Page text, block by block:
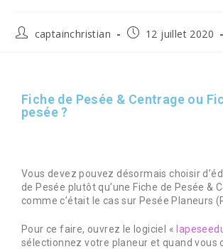
captainchristian 12 juillet 2020
Fiche de Pesée & Centrage ou
pesée ?
Vous devez pouvez désormais choisir
de Pesée plutôt qu’une Fiche de Pesée &
comme c’était le cas sur Pesée Planeurs
Pour ce faire, ouvrez le logiciel «
sélectionnez votre planeur et quand vous